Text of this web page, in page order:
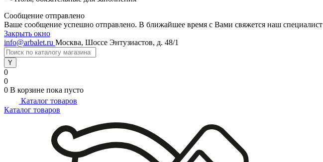
Сообщение отправлено
Ваше сообщение успешно отправлено. В ближайшее время с Вами свяжется наш специалист
Закрыть окно
info@arbalet.ru Москва, Шоссе Энтузиастов, д. 48/1
0
0
0 В корзине пока пусто
Каталог товаров
Каталог товаров